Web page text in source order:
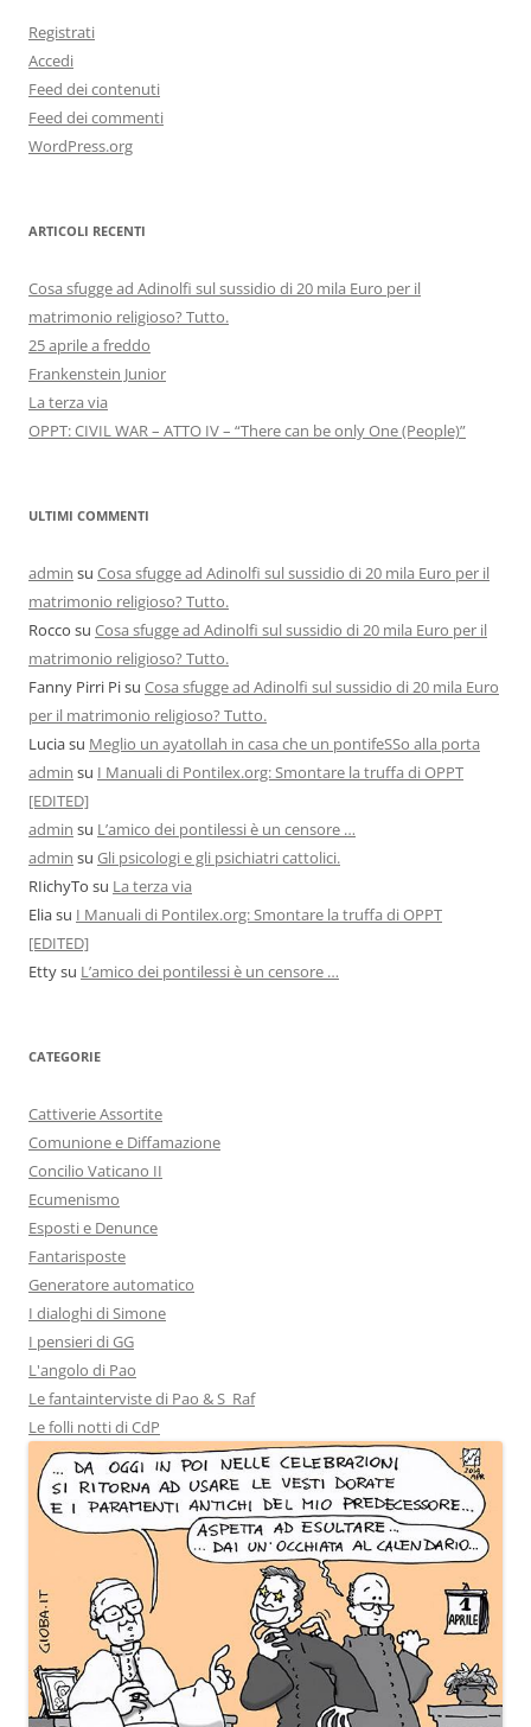
Registrati
Accedi
Feed dei contenuti
Feed dei commenti
WordPress.org
ARTICOLI RECENTI
Cosa sfugge ad Adinolfi sul sussidio di 20 mila Euro per il
matrimonio religioso? Tutto.
25 aprile a freddo
Frankenstein Junior
La terza via
OPPT: CIVIL WAR – ATTO IV – “There can be only One (People)”
ULTIMI COMMENTI
admin su Cosa sfugge ad Adinolfi sul sussidio di 20 mila Euro per il
matrimonio religioso? Tutto.
Rocco su Cosa sfugge ad Adinolfi sul sussidio di 20 mila Euro per il
matrimonio religioso? Tutto.
Fanny Pirri Pisu Cosa sfugge ad Adinolfi sul sussidio di 20 mila Euro
per il matrimonio religioso? Tutto.
Luciasu Meglio un ayatollah in casa che un pontifeSSo alla porta
admin su I Manuali di Pontilex.org: Smontare la truffa di OPPT
[EDITED]
admin su L’amico dei pontilessi è un censore …
admin su Gli psicologi e gli psichiatri cattolici.
RIichyTo su La terza via
Eliasu I Manuali di Pontilex.org: Smontare la truffa di OPPT
[EDITED]
Ettysu L’amico dei pontilessi è un censore …
CATEGORIE
Cattiverie Assortite
Comunione e Diffamazione
Concilio Vaticano II
Ecumenismo
Esposti e Denunce
Fantarisposte
Generatore automatico
I dialoghi di Simone
I pensieri di GG
L'angolo di Pao
Le fantainterviste di Pao & S_Raf
Le folli notti di CdP